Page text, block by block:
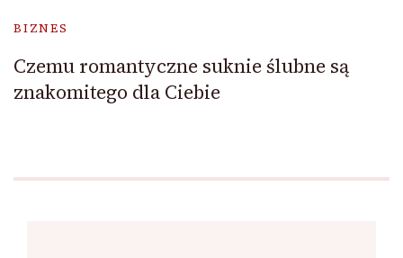
BIZNES
Czemu romantyczne suknie ślubne są
znakomitego dla Ciebie